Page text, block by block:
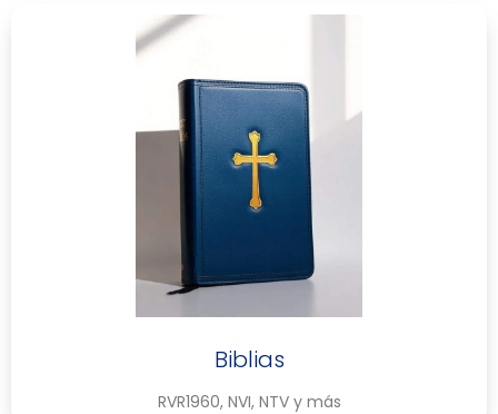
Biblias
RVR1960, NVI, NTV y más